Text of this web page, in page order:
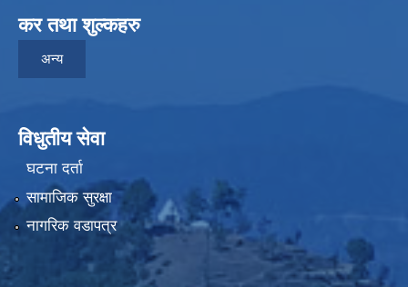
कर तथा शुल्कहरु
अन्य
विधुतीय सेवा
घटना दर्ता
सामाजिक सुरक्षा
नागरिक वडापत्र